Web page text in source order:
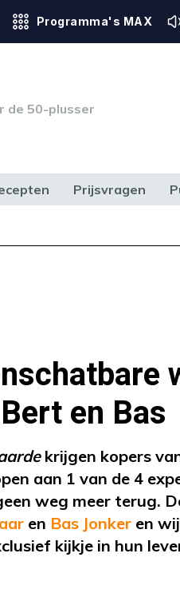
Programma's MAX
de 50-plusser
Prijsvragen
en Bas
krijgen kopers
aan 1 van de 4
weg meer terug.
en Bas Jonker en
kijkje in hun